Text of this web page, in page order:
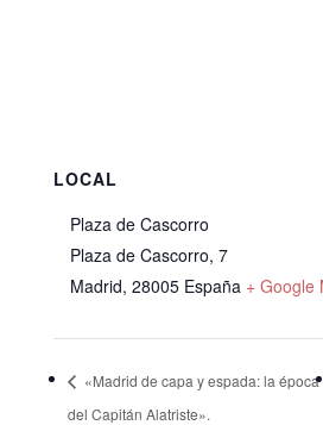
LOCAL
Plaza de Cascorro
Plaza de Cascorro, 7
Madrid, 28005 España + Google
«Madrid de capa y espada: la época
del Capitán Alatriste».